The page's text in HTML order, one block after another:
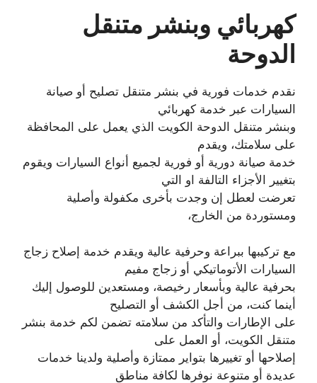
كهربائي وبنشر متنقل
الدوحة
نقدم خدمات فورية في بنشر متنقل تصليح أو صيانة
السيارات عبر خدمة كهربائي
وبنشر متنقل الدوحة الكويت الذي يعمل على المحافظة
على سلامتك، ويقدم
خدمة صيانة دورية أو فورية لجميع أنواع السيارات ويقوم
بتغيير الأجزاء التالفة او التي
تعرضت لعطل إن وجدت بأخرى مكفولة وأصلية
ومستوردة من الخارج،
مع تركيبها ببراعة وحرفية عالية ويقدم خدمة إصلاح زجاج
السيارات الأتوماتيكي أو زجاج مفيم
بحرفية عالية وبأسعار رخيصة، ومستعدين للوصول إليك
أينما كنت، من أجل الكشف أو التصليح
على الإطارات والتأكد من سلامته تضمن لكم خدمة بنشر
متنقل الكويت، أو العمل على
إصلاحها أو تغييرها بتواير ممتازة وأصلية ولدينا خدمات
عديدة أو متنوعة نوفرها لكافة مناطق